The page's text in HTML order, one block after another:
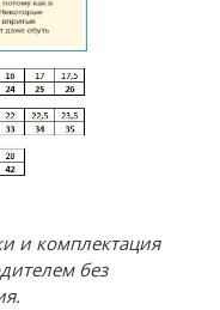
и комплектация
без